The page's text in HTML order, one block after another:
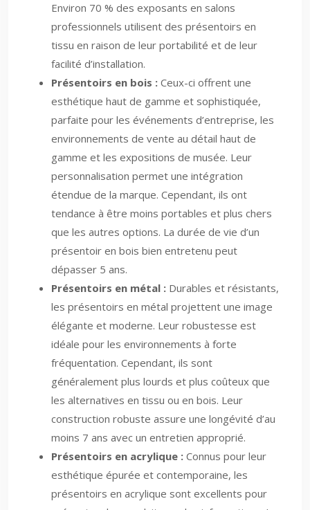
Environ 70 % des exposants en salons
professionnels utilisent des présentoirs en
tissu en raison de leur portabilité et de leur
facilité d’installation.
Présentoirs en bois : Ceux-ci offrent une
esthétique haut de gamme et sophistiquée,
parfaite pour les événements d’entreprise, les
environnements de vente au détail haut de
gamme et les expositions de musée. Leur
personnalisation permet une intégration
étendue de la marque. Cependant, ils ont
tendance à être moins portables et plus chers
que les autres options. La durée de vie d’un
présentoir en bois bien entretenu peut
dépasser 5 ans.
Présentoirs en métal : Durables et résistants,
les présentoirs en métal projettent une image
élégante et moderne. Leur robustesse est
idéale pour les environnements à forte
fréquentation. Cependant, ils sont
généralement plus lourds et plus coûteux que
les alternatives en tissu ou en bois. Leur
construction robuste assure une longévité d’au
moins 7 ans avec un entretien approprié.
Présentoirs en acrylique : Connus pour leur
esthétique épurée et contemporaine, les
présentoirs en acrylique sont excellents pour